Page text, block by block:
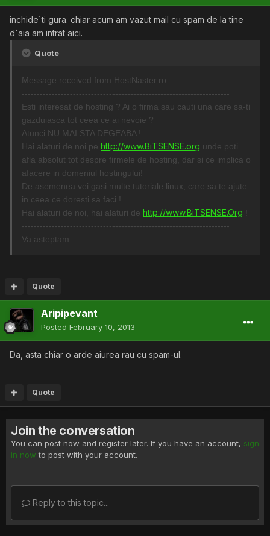
inchide`ti gura. chiar acum am vazut mail cu spam de la tine
d`aia am intrat aici.
Quote
Message received from HostNaster.ro
---------------------------------------------------------------------
Esti interesat de hosting ? Ai o firma sau cauti una care sa-ti
gazduiasca tot ceea ce ai nevoie ?
Atunci NU MAI STA DEGEABA !
Hai alaturi de noi pe http://www.BiTSENSE.org unde poti
afla absolut tot despre firmele de hosting, dar si ce implica o
afacere in domeniul hostingului!
De asemenea vei gasi multe tutoriale linux, care sa te ajute
in ceea ce doresti sa faci !
Hai alaturi de noi, hai alaturi de http://www.BiTSENSE.Org
---------------------------------------------------------------------
Va asteptam
Quote
Aripipevant
Posted February 10, 2013
Da, asta chiar o arde aiurea rau cu spam-ul.
Quote
Join the conversation
You can post now and register later. If you have an account, sign
in now to post with your account.
Reply to this topic...